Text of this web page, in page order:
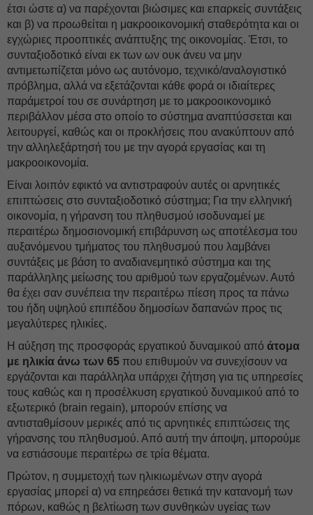
έτσι ώστε α) να παρέχονται βιώσιμες και επαρκείς συντάξεις
και β) να προωθείται η μακροοικονομική σταθερότητα και οι
εγχώριες προοπτικές ανάπτυξης της οικονομίας. Έτσι, το
συνταξιοδοτικό είναι εκ των ων ουκ άνευ να μην
αντιμετωπίζεται μόνο ως αυτόνομο, τεχνικό/αναλογιστικό
πρόβλημα, αλλά να εξετάζονται κάθε φορά οι ιδιαίτερες
παράμετροί του σε συνάρτηση με το μακροοικονομικό
περιβάλλον μέσα στο οποίο το σύστημα αναπτύσσεται και
λειτουργεί, καθώς και οι προκλήσεις που ανακύπτουν από
την αλληλεξάρτησή του με την αγορά εργασίας και τη
μακροοικονομία.
Είναι λοιπόν εφικτό να αντιστραφούν αυτές οι αρνητικές
επιπτώσεις στο συνταξιοδοτικό σύστημα; Για την ελληνική
οικονομία, η γήρανση του πληθυσμού ισοδυναμεί με
περαιτέρω δημοσιονομική επιβάρυνση ως αποτέλεσμα του
αυξανόμενου τμήματος του πληθυσμού που λαμβάνει
συντάξεις με βάση το αναδιανεμητικό σύστημα και της
παράλληλης μείωσης του αριθμού των εργαζομένων. Αυτό
θα έχει σαν συνέπεια την περαιτέρω πίεση προς τα πάνω
του ήδη υψηλού επιπέδου δημοσίων δαπανών προς τις
μεγαλύτερες ηλικίες.
Η αύξηση της προσφοράς εργατικού δυναμικού από άτομα
με ηλικία άνω των 65 που επιθυμούν να συνεχίσουν να
εργάζονται και παράλληλα υπάρχει ζήτηση για τις υπηρεσίες
τους καθώς και η προσέλκυση εργατικού δυναμικού από το
εξωτερικό (brain regain), μπορούν επίσης να
αντισταθμίσουν μερικές από τις αρνητικές επιπτώσεις της
γήρανσης του πληθυσμού. Από αυτή την άποψη, μπορούμε
να εστιάσουμε περαιτέρω σε τρία θέματα.
Πρώτον, η συμμετοχή των ηλικιωμένων στην αγορά
εργασίας μπορεί α) να επηρεάσει θετικά την κατανομή των
πόρων, καθώς η βελτίωση των συνθηκών υγείας των